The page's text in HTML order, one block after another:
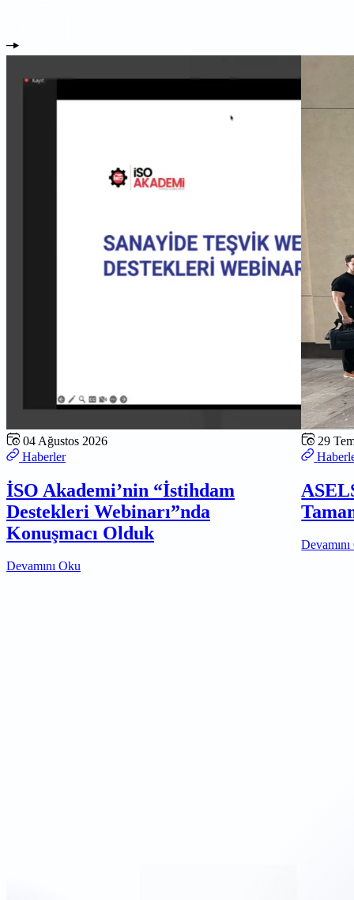
04 Ağustos 2026
Haberler
İSO Akademi’nin “İstihdam
Destekleri Webinarı”nda
Konuşmacı Olduk
Devamını Oku
29